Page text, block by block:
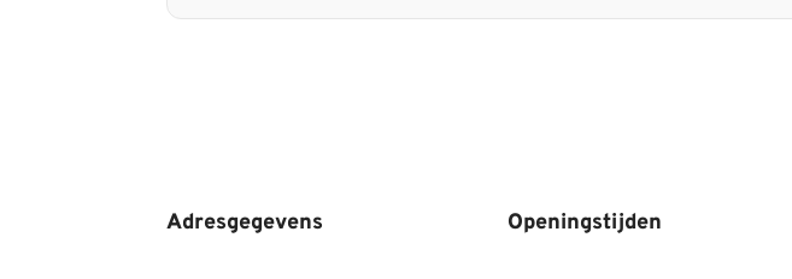
Adresgegevens Openingstijden